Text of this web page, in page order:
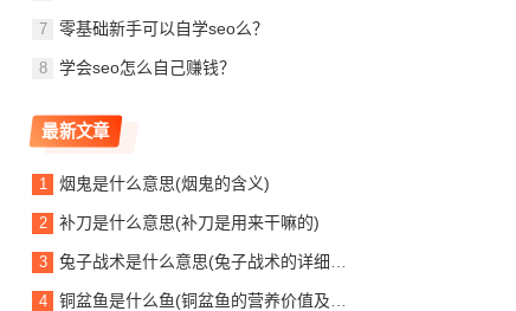
零基础新手可以自学seo么？
学会seo怎么自己赚钱？
最新文章
烟鬼是什么意思(烟鬼的含义)
补刀是什么意思(补刀是用来干嘛的)
兔子战术是什么意思(兔子战术的详细解释)
铜盆鱼是什么鱼(铜盆鱼的营养价值及效果)